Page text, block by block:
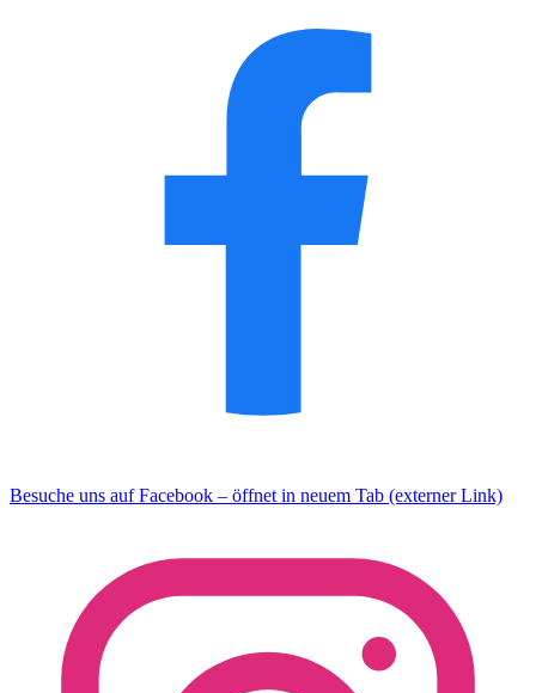
Besuche uns auf Facebook – öffnet in neuem Tab (externer Link)